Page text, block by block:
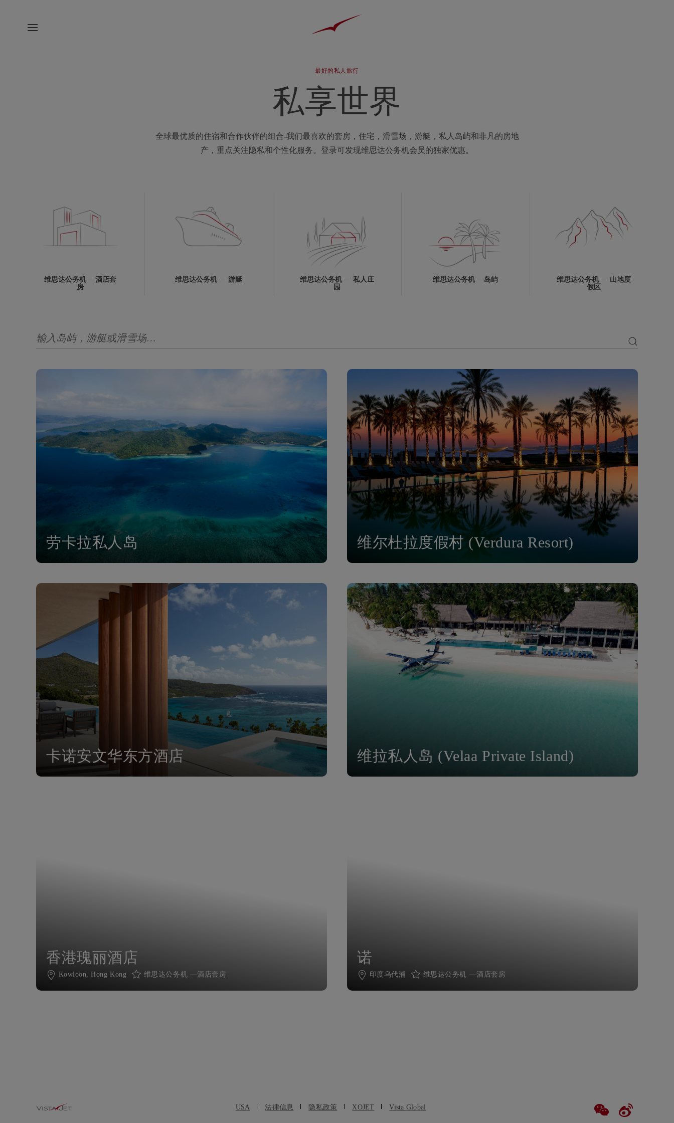
最好的私人旅行
私享世界
全球最优质的住宿和合作伙伴的组合-我们最喜欢的套房，住宅，滑雪场，游艇，私人岛屿和非凡的房地
产，重点关注隐私和个性化服务。登录可发现维思达公务机会员的独家优惠。
维思达公务机 —酒店套
房
维思达公务机 — 游艇
维思达公务机 — 私人庄
园
维思达公务机 —岛屿
维思达公务机 — 山地度
假区
劳卡拉私人岛 维尔杜拉度假村 (Verdura Resort)
卡诺安文华东方酒店 维拉私人岛 (Velaa Private Island)
香港瑰丽酒店
Kowloon, Hong Kong 维思达公务机 —酒店套房
诺
印度乌代浦 维思达公务机 —酒店套房
USA 法律信息 隐私政策 XOJET Vista Global